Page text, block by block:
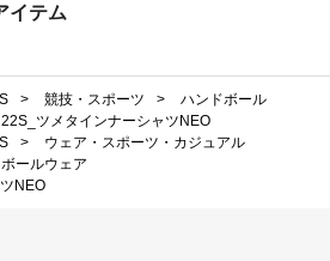
イテム
> 競技・スポーツ >
ハンドボール
22S_ツメタインナーシャツNEO
>
ウェア・スポーツ・カジュアル
ールウェア
NEO